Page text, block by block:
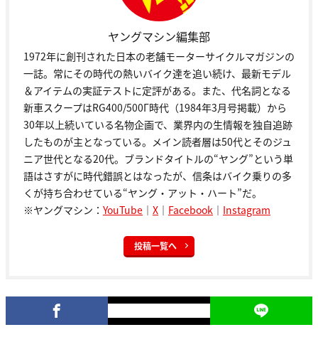
ヤングマシン編集部
1972年に創刊された日本の老舗モーターサイクルマガジンの
一誌。常にその時代の熱いバイク達を追い続け、最新モデル
＆アイテムの実証テストに定評がある。また、代名詞となる
新車スクープはRG400/500Γ時代（1984年3月号掲載）から
30年以上続いている名物企画で、業界内の生情報を独自追跡
したものが主となっている。メイン読者層は50代とそのジュ
ニア世代となる20代。ブランドタイトルの“ヤング”という単
語はさすがに時代錯誤とはなったが、信条はバイク乗りの多
くが持ち合わせている“ヤング・アット・ハート”だ。
※ヤングマシン： YouTube ｜ X ｜ Facebook ｜ Instagram
投稿一覧へ